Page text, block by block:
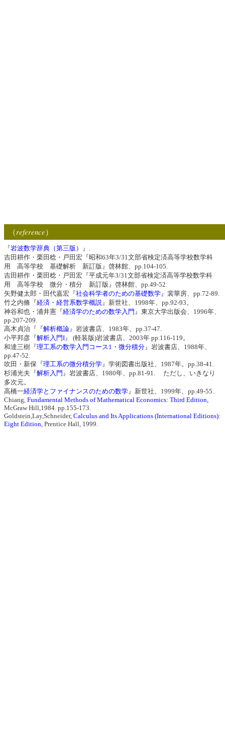
（reference）
『岩波数学辞典（第三版） 』.
吉田耕作・栗田稔・戸田宏『昭和63年3/31文部省検定済高等学校数学科
用 高等学校 基礎解析 新訂版』啓林館、pp.104-105.
吉田耕作・栗田稔・戸田宏『平成元年3/31文部省検定済高等学校数学科
用 高等学校 微分・積分 新訂版』啓林館、pp.49-52.
矢野健太郎・田代嘉宏『社会科学者のための基礎数学』裳華房、pp.72-89.
竹之内脩『経済・経営系数学概説』新世社、1998年、pp.92-93。
神谷和也・浦井憲『経済学のための数学入門 』東京大学出版会、1996年、
pp.207-209.
高木貞治『『解析概論』岩波書店、1983年、pp.37-47.
小平邦彦『解析入門I』 (軽装版)岩波書店、2003年 pp.116-119。
和達三樹『理工系の数学入門コース1・微分積分』岩波書店、1988年、
pp.47-52.
吹田・新保『理工系の微分積分学』学術図書出版社、1987年。pp.38-41.
杉浦光夫『解析入門 』岩波書店、1980年、pp.81-91. ただし、いきなり
多次元。
高橋一経済学とファイナンスのための数学』新世社、1999年、pp.49-55..
Chiang, Fundamental Methods of Mathematical Economics: Third Edition,
McGraw Hill,1984. pp.155-173.
Goldstein,Lay,Schneider, Calculus and Its Applications (International Editions):
Eight Edition, Prentice Hall, 1999.